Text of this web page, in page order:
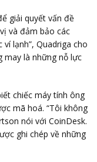
giải quyết vấn đề
và đảm bảo các
lạnh”, Quadriga cho
may là những nỗ lực
chiếc máy tính ông
mã hoá. “Tôi không
nói với CoinDesk.
ghi chép về những